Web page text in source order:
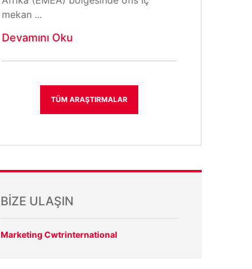
mekan ...
Devamını Oku
TÜM ARAŞTIRMALAR
BIZE ULAŞIN
Marketing Cwtrinternational